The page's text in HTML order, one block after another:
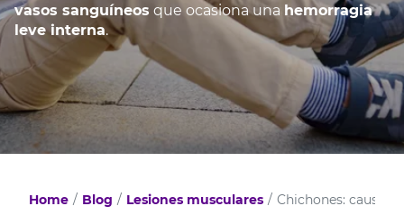
vasos sanguíneos que ocasiona una hemorragia
leve interna.
Home Blog Lesiones musculares Chichones: